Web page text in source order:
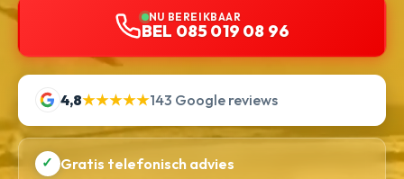
NU BEREIKBAAR
BEL 085 019 08 96
4,8★★★★★143 Google reviews
✓ Gratis telefonisch advies